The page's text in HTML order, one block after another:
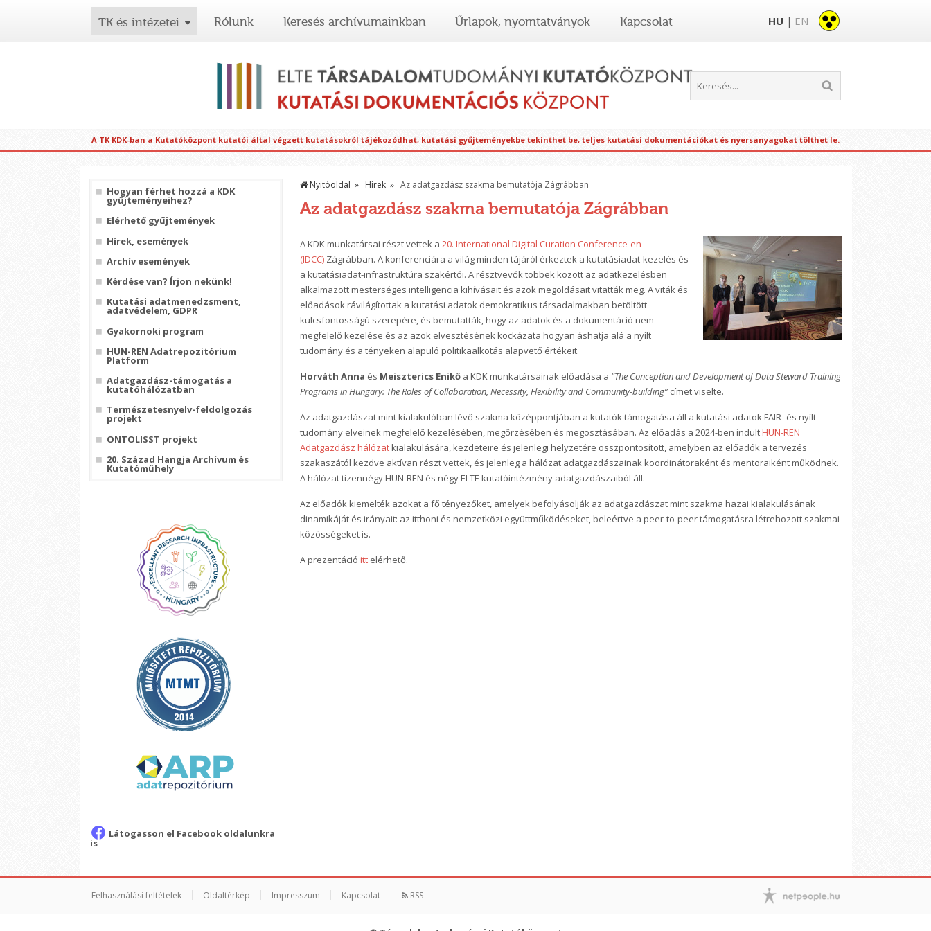
TK és intézetei Rólunk Keresés archívumainkban Űrlapok, nyomtatványok Kapcsolat HU | EN
A TK KDK-ban a Kutatóközpont kutatói által végzett kutatásokról tájékozódhat, kutatási gyűjteményekbe tekinthet be, teljes kutatási dokumentációkat és nyersanyagokat tölthet le.
Hogyan férhet hozzá a KDK
gyűjteményeihez?
Elérhető gyűjtemények
Hírek, események
Archív események
Kérdése van? Írjon nekünk!
Kutatási adatmenedzsment,
adatvédelem, GDPR
Gyakornoki program
HUN-REN Adatrepozitórium
Platform
Adatgazdász-támogatás a
kutatóhálózatban
Természetesnyelv-feldolgozás
projekt
ONTOLISST projekt
20. Század Hangja Archívum és
Kutatóműhely
Látogasson el Facebook oldalunkra
is
Nyitóoldal Hírek Az adatgazdász szakma bemutatója Zágrábban
Az adatgazdász szakma bemutatója Zágrábban
A KDK munkatársai részt vettek a20. International Digital Curation Conference-en
(IDCC) Zágrábban. A konferenciára a világ minden tájáról érkeztek a kutatásiadat-kezelés és
a kutatásiadat-infrastruktúra szakértői. A résztvevők többek között az adatkezelésben
alkalmazott mesterséges intelligencia kihívásait és azok megoldásait vitatták meg. A viták és
előadások rávilágítottak a kutatási adatok demokratikus társadalmakban betöltött
kulcsfontosságú szerepére, és bemutatták, hogy az adatok és a dokumentáció nem
megfelelő kezelése és az azok elvesztésének kockázata hogyan áshatja alá a nyílt
tudomány és a tényeken alapuló politikaalkotás alapvető értékeit.
Horváth Anna és Meiszterics Enikő a KDK munkatársainak előadása a “The Conception and Development of Data Steward Training
Programs in Hungary: The Roles of Collaboration, Necessity, Flexibility and Community-building”címet viselte.
Az adatgazdászat mint kialakulóban lévő szakma középpontjában a kutatók támogatása áll a kutatási adatok FAIR- és nyílt
tudomány elveinek megfelelő kezelésében, megőrzésében és megosztásában. Az előadás a 2024-ben indultHUN-REN
Adatgazdász hálózatkialakulására, kezdeteire és jelenlegi helyzetére összpontosított, amelyben az előadók a tervezés
szakaszától kezdve aktívan részt vettek, és jelenleg a hálózat adatgazdászainak koordinátoraként és mentoraiként működnek.
A hálózat tizennégy HUN-REN és négy ELTE kutatóintézmény adatgazdászaiból áll.
Az előadók kiemelték azokat a fő tényezőket, amelyek befolyásolják az adatgazdászat mint szakma hazai kialakulásának
dinamikáját és irányait: az itthoni és nemzetközi együttműködéseket, beleértve a peer-to-peer támogatásra létrehozott szakmai
közösségeket is.
A prezentáció itt elérhető.
Felhasználási feltételek Oldaltérkép Impresszum Kapcsolat RSS